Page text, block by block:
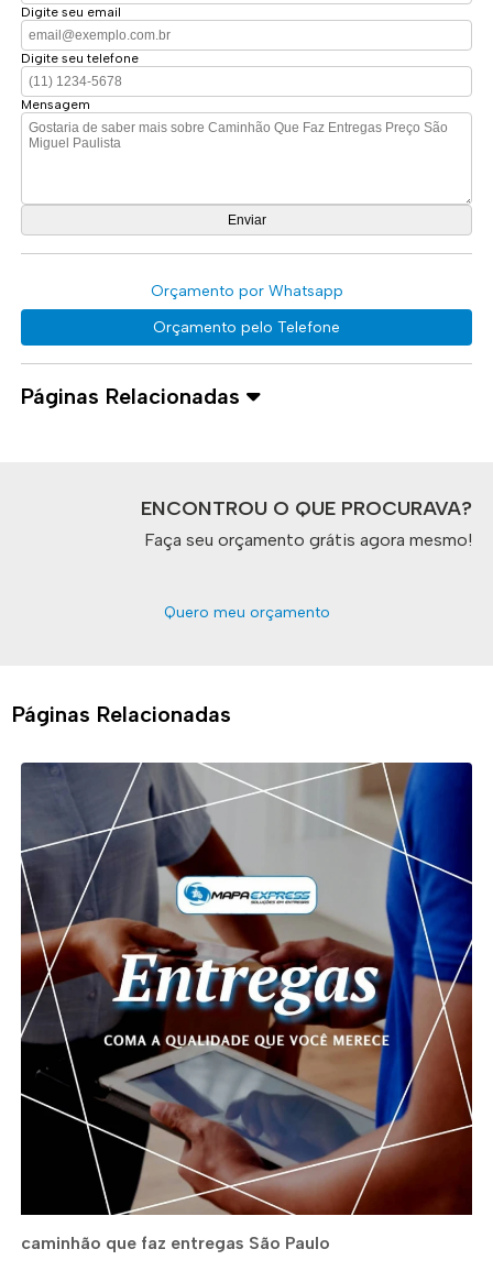
Digite seu email
Digite seu telefone
Mensagem
Orçamento por Whatsapp
Orçamento pelo Telefone
Páginas Relacionadas
ENCONTROU O QUE PROCURAVA?
Faça seu orçamento grátis agora mesmo!
Quero meu orçamento
Páginas Relacionadas
caminhão que faz entregas São Paulo